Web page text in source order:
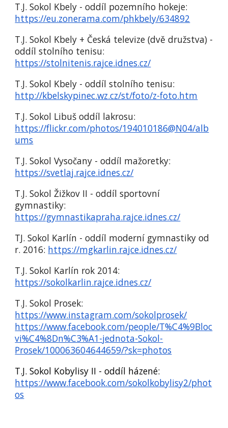
T.J. Sokol Kbely - oddíl pozemního hokeje:
https://eu.zonerama.com/phkbely/634892
T.J. Sokol Kbely + Česká televize (dvě družstva) -
oddíl stolního tenisu:
https://stolnitenis.rajce.idnes.cz/
T.J. Sokol Kbely - oddíl stolního tenisu:
http://kbelskypinec.wz.cz/st/foto/z-foto.htm
T.J. Sokol Libuš oddíl lakrosu:
https://flickr.com/photos/194010186@N04/alb
ums
T.J. Sokol Vysočany - oddíl mažoretky:
https://svetlaj.rajce.idnes.cz/
T.J. Sokol Žižkov II - oddíl sportovní
gymnastiky:
https://gymnastikapraha.rajce.idnes.cz/
TJ. Sokol Karlín - oddíl moderní gymnastiky od
r. 2016: https://mgkarlin.rajce.idnes.cz/
T.J. Sokol Karlín rok 2014:
https://sokolkarlin.rajce.idnes.cz/
T.J. Sokol Prosek:
https://www.instagram.com/sokolprosek/
https://www.facebook.com/people/T%C4%9Bloc
vi%C4%8Dn%C3%A1-jednota-Sokol-
Prosek/100063604644659/?sk=photos
T.J. Sokol Kobylisy II - oddíl házené:
https://www.facebook.com/sokolkobylisy2/phot
os